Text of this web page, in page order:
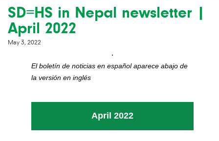
SD=HS in Nepal newsletter |
April 2022
May 3, 2022
El boletín de noticias en español aparece abajo de
la versión en inglés
April 2022